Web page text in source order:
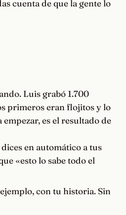
cuenta de que la gente lo
Luis grabó 1.700
primeros eran flojitos y lo
es el resultado de
dices en automático a tus
«esto lo sabe todo el
con tu historia. Sin